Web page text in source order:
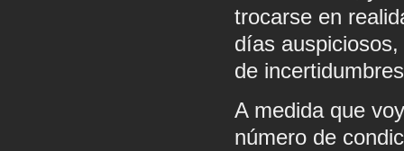
trocarse en
días
de
A medida que
número de